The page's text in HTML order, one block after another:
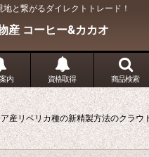
地と繋がるダイレクトトレード！
産 コーヒー&カカオ
内 資格取得 商品検索
産リベリカ種の新精製方法のクラウ